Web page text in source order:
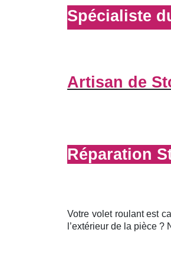
Spécialiste
Artisan de
Réparation
Votre volet roulant est
l’extérieur de la pièce